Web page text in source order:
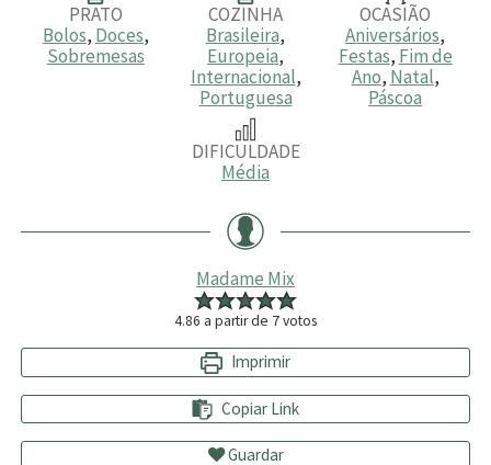
PRATO
Bolos, Doces,
Sobremesas
COZINHA
Brasileira,
Europeia,
Internacional,
Portuguesa
OCASIÃO
Aniversários,
Festas, Fim de
Ano, Natal,
Páscoa
DIFICULDADE
Média
Madame Mix
4.86 a partir de 7votos
Imprimir
Copiar Link
Guardar